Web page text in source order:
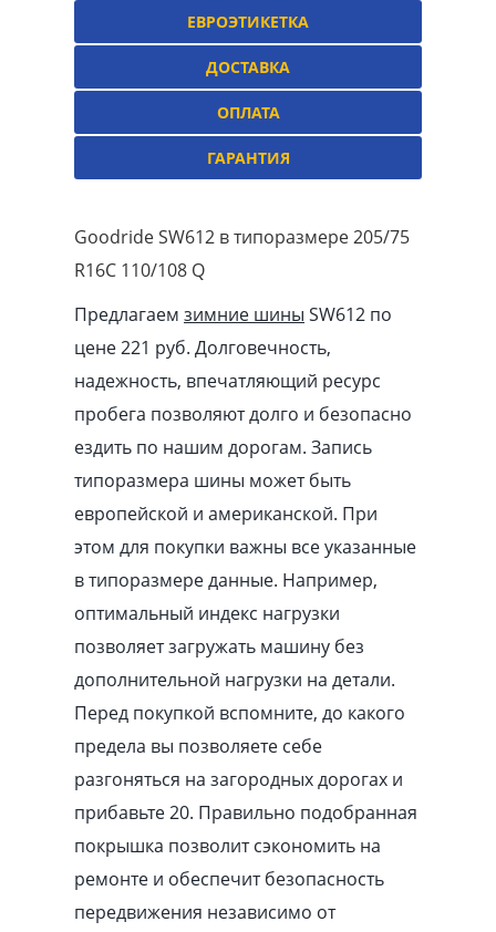
ЕВРОЭТИКЕТКА
ДОСТАВКА
ОПЛАТА
ГАРАНТИЯ
Goodride SW612 в типоразмере 205/75
R16C 110/108 Q
Предлагаем зимние шины SW612 по
цене 221 руб. Долговечность,
надежность, впечатляющий ресурс
пробега позволяют долго и безопасно
ездить по нашим дорогам. Запись
типоразмера шины может быть
европейской и американской. При
этом для покупки важны все указанные
в типоразмере данные. Например,
оптимальный индекс нагрузки
позволяет загружать машину без
дополнительной нагрузки на детали.
Перед покупкой вспомните, до какого
предела вы позволяете себе
разгоняться на загородных дорогах и
прибавьте 20. Правильно подобранная
покрышка позволит сэкономить на
ремонте и обеспечит безопасность
передвижения независимо от